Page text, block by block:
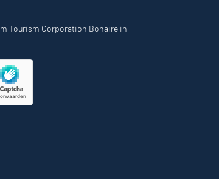
Tourism Corporation Bonaire in